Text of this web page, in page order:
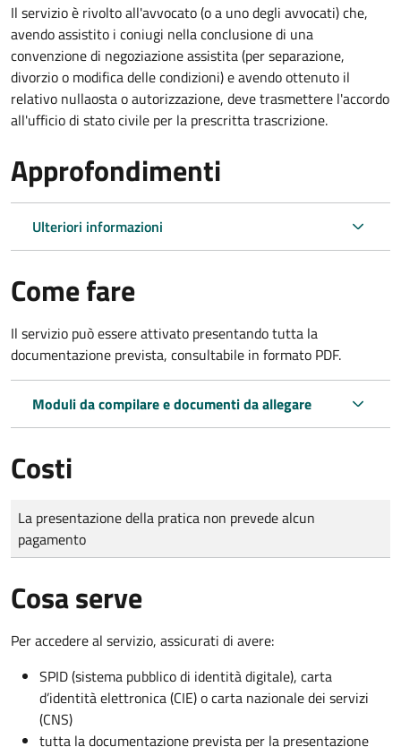
Il servizio è rivolto all'avvocato (o a uno degli avvocati) che,
avendo assistito i coniugi nella conclusione di una
convenzione di negoziazione assistita (per separazione,
divorzio o modifica delle condizioni) e avendo ottenuto il
relativo nullaosta o autorizzazione, deve trasmettere l'accordo
all'ufficio di stato civile per la prescritta trascrizione.
Approfondimenti
Ulteriori informazioni
Come fare
Il servizio può essere attivato presentando tutta la
documentazione prevista, consultabile in formato PDF.
Moduli da compilare e documenti da allegare
Costi
Tipo di pagamento
Importo
La presentazione della pratica non prevede alcun
pagamento
Cosa serve
Per accedere al servizio, assicurati di avere:
SPID (sistema pubblico di identità digitale), carta
d’identità elettronica (CIE) o carta nazionale dei servizi
(CNS)
tutta la documentazione prevista per la presentazione